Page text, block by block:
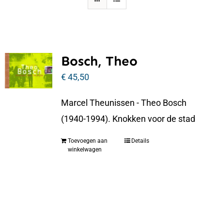
Bosch, Theo
€45,50
Marcel Theunissen - Theo Bosch
(1940-1994). Knokken voor de stad
Toevoegen aan
winkelwagen
Details